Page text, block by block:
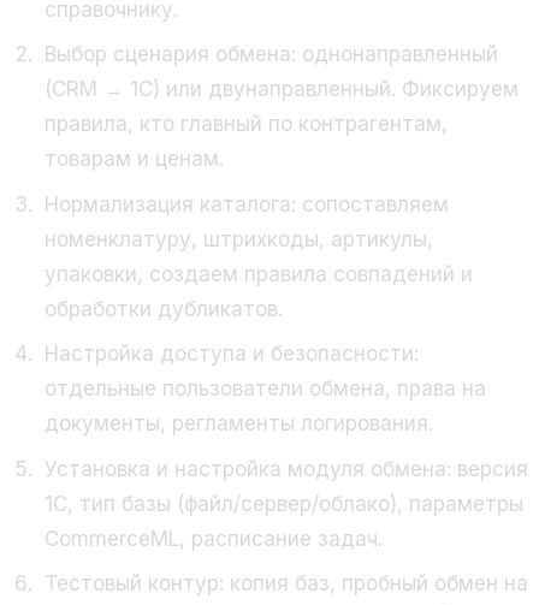
справочнику.
Выбор сценария обмена: однонаправленный
(CRM → 1С) или двунаправленный. Фиксируем
правила, кто главный по контрагентам,
товарам и ценам.
Нормализация каталога: сопоставляем
номенклатуру, штрихкоды, артикулы,
упаковки, создаем правила совпадений и
обработки дубликатов.
Настройка доступа и безопасности:
отдельные пользователи обмена, права на
документы, регламенты логирования.
Установка и настройка модуля обмена: версия
1С, тип базы (файл/сервер/облако), параметры
CommerceML, расписание задач.
Тестовый контур: копия баз, пробный обмен на